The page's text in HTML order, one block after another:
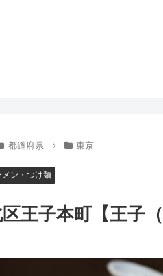
都道府県 東京
メン・つけ麺
王子本町【王子